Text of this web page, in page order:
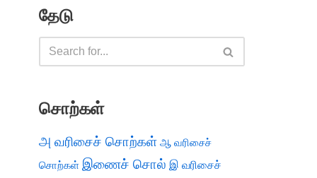
தேடு
சொற்கள்
அ வரிசைச் சொற்கள் ஆ வரிசைச்
சொற்கள் இணைச் சொல் இ வரிசைச்